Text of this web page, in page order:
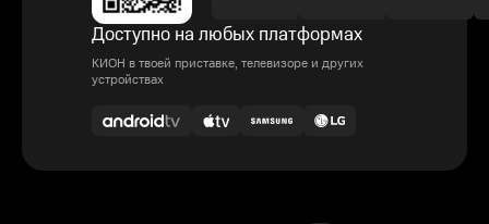
Доступно на любых платформах
КИОН в твоей приставке, телевизоре и других
устройствах